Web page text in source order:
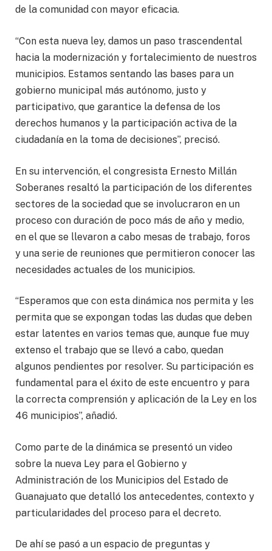
de la comunidad con mayor eficacia.
“Con esta nueva ley, damos un paso trascendental
hacia la modernización y fortalecimiento de nuestros
municipios. Estamos sentando las bases para un
gobierno municipal más autónomo, justo y
participativo, que garantice la defensa de los
derechos humanos y la participación activa de la
ciudadanía en la toma de decisiones”, precisó.
En su intervención, el congresista Ernesto Millán
Soberanes resaltó la participación de los diferentes
sectores de la sociedad que se involucraron en un
proceso con duración de poco más de año y medio,
en el que se llevaron a cabo mesas de trabajo, foros
y una serie de reuniones que permitieron conocer las
necesidades actuales de los municipios.
“Esperamos que con esta dinámica nos permita y les
permita que se expongan todas las dudas que deben
estar latentes en varios temas que, aunque fue muy
extenso el trabajo que se llevó a cabo, quedan
algunos pendientes por resolver. Su participación es
fundamental para el éxito de este encuentro y para
la correcta comprensión y aplicación de la Ley en los
46 municipios”, añadió.
Como parte de la dinámica se presentó un video
sobre la nueva Ley para el Gobierno y
Administración de los Municipios del Estado de
Guanajuato que detalló los antecedentes, contexto y
particularidades del proceso para el decreto.
De ahí se pasó a un espacio de preguntas y